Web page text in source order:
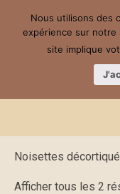
Noisettes
Afficher tous les 2
Nous utilisons des
expérience sur notre
site implique